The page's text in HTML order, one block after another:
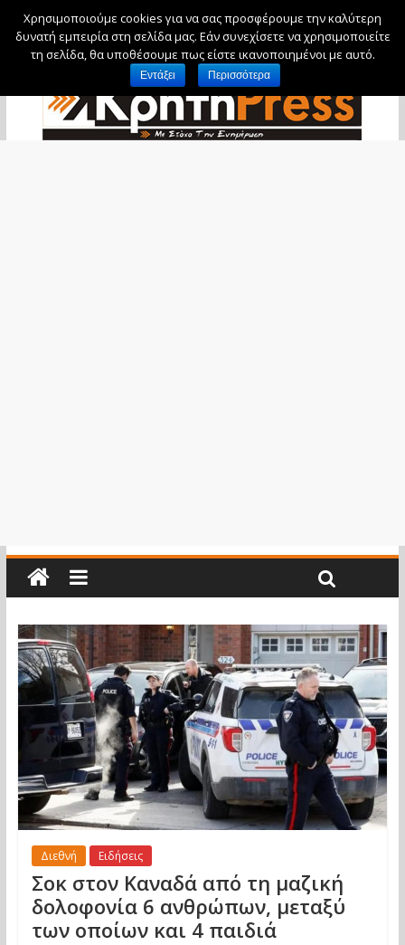
Παρασκευή, 7 Αυγούστου, 2026
Διεθνή Ειδήσεις
Σοκ στον Καναδά από τη μαζική
δολοφονία 6 ανθρώπων, μεταξύ
των οποίων και 4 παιδιά
Χρησιμοποιούμε cookies για να σας προσφέρουμε την καλύτερη
δυνατή εμπειρία στη σελίδα μας. Εάν συνεχίσετε να χρησιμοποιείτε
τη σελίδα, θα υποθέσουμε πως είστε ικανοποιημένοι με αυτό.
Εντάξει Περισσότερα